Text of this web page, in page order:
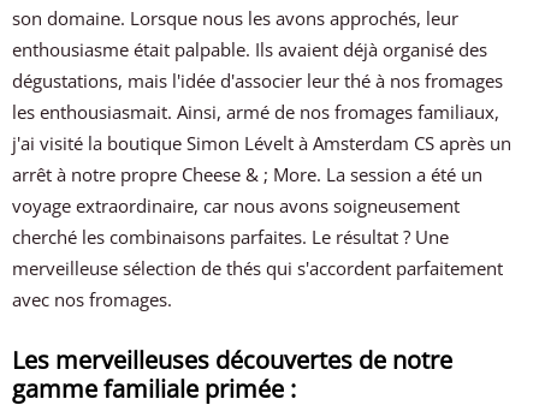
son domaine. Lorsque nous les avons approchés, leur
enthousiasme était palpable. Ils avaient déjà organisé des
dégustations, mais l'idée d'associer leur thé à nos fromages
les enthousiasmait. Ainsi, armé de nos fromages familiaux,
j'ai visité la boutique Simon Lévelt à Amsterdam CS après un
arrêt à notre propre Cheese & ; More. La session a été un
voyage extraordinaire, car nous avons soigneusement
cherché les combinaisons parfaites. Le résultat ? Une
merveilleuse sélection de thés qui s'accordent parfaitement
avec nos fromages.
Les merveilleuses découvertes de notre
gamme familiale primée :